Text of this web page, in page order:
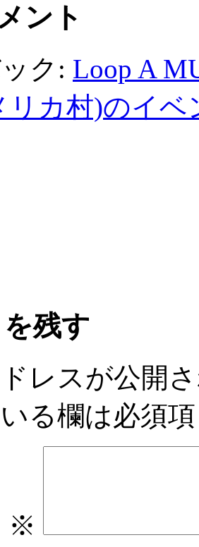
ント
ク: Loop A
リカ村)のイベ
残す
レスが公開
る欄は必須
※